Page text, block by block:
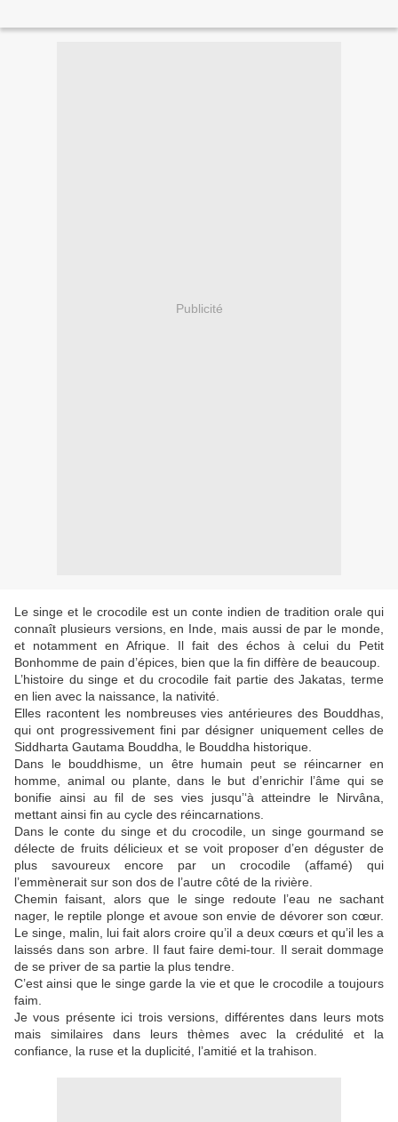
Publicité
Le singe et le crocodile est un conte indien de tradition orale qui
connaît plusieurs versions, en Inde, mais aussi de par le monde,
et notamment en Afrique. Il fait des échos à celui du Petit
Bonhomme de pain d’épices, bien que la fin diffère de beaucoup.
L’histoire du singe et du crocodile fait partie des Jakatas, terme
en lien avec la naissance, la nativité.
Elles racontent les nombreuses vies antérieures des Bouddhas,
qui ont progressivement fini par désigner uniquement celles de
Siddharta Gautama Bouddha, le Bouddha historique.
Dans le bouddhisme, un être humain peut se réincarner en
homme, animal ou plante, dans le but d’enrichir l’âme qui se
bonifie ainsi au fil de ses vies jusqu’‘à atteindre le Nirvâna,
mettant ainsi fin au cycle des réincarnations.
Dans le conte du singe et du crocodile, un singe gourmand se
délecte de fruits délicieux et se voit proposer d’en déguster de
plus savoureux encore par un crocodile (affamé) qui
l’emmènerait sur son dos de l’autre côté de la rivière.
Chemin faisant, alors que le singe redoute l’eau ne sachant
nager, le reptile plonge et avoue son envie de dévorer son cœur.
Le singe, malin, lui fait alors croire qu’il a deux cœurs et qu’il les a
laissés dans son arbre. Il faut faire demi-tour. Il serait dommage
de se priver de sa partie la plus tendre.
C’est ainsi que le singe garde la vie et que le crocodile a toujours
faim.
Je vous présente ici trois versions, différentes dans leurs mots
mais similaires dans leurs thèmes avec la crédulité et la
confiance, la ruse et la duplicité, l’amitié et la trahison.